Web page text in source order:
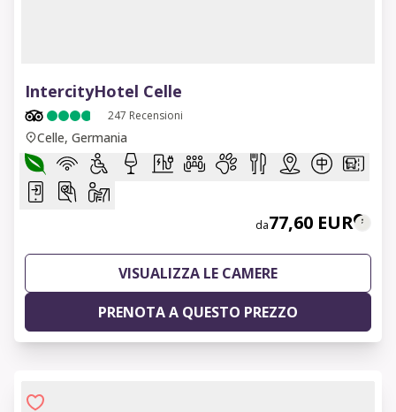
IntercityHotel Celle
247 Recensioni
Celle, Germania
da77,60 EUR
VISUALIZZA LE CAMERE
PRENOTA A QUESTO PREZZO